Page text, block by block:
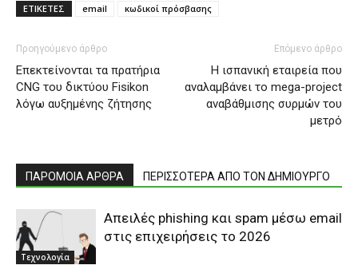
ΕΤΙΚΕΤΕΣ email κωδικοί πρόσβασης
Προηγούμενο άρθρο
Επεκτείνονται τα πρατήρια
CNG του δικτύου Fisikon
λόγω αυξημένης ζήτησης
Επόμενο άρθρο
H ισπανική εταιρεία που
αναλαμβάνει το mega-project
αναβάθμισης συρμών του
μετρό
ΠΑΡΟΜΟΙΑ ΑΡΘΡΑ ΠΕΡΙΣΣΟΤΕΡΑ ΑΠΟ ΤΟΝ ΔΗΜΙΟΥΡΓΟ
Τεχνολογία
Απειλές phishing και spam μέσω email
στις επιχειρήσεις το 2026